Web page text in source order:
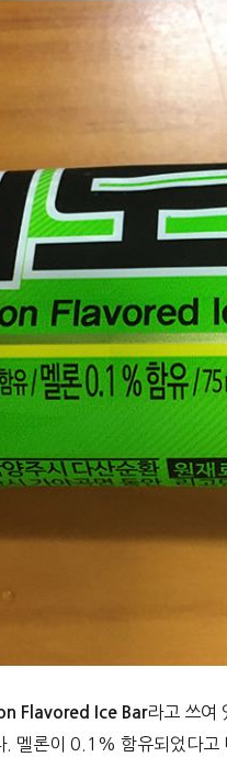
Flavored Ice Bar라고 쓰여
. 멜론이 0.1% 함유되었다